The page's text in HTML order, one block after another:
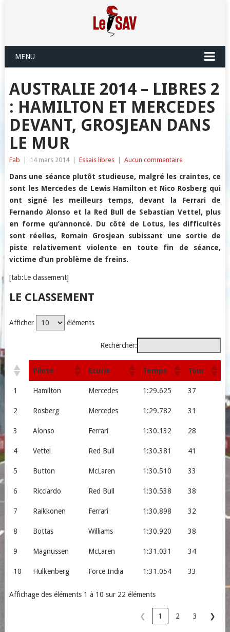
MENU
AUSTRALIE 2014 – LIBRES 2
: HAMILTON ET MERCEDES
DEVANT, GROSJEAN DANS
LE MUR
Fab 14 mars 2014 Essais libres Aucun commentaire
Dans une séance plutôt studieuse, malgré les craintes, ce
sont les Mercedes de Lewis Hamilton et Nico Rosberg qui
ont signé les meilleurs temps, devant la Ferrari de
Fernando Alonso et la Red Bull de Sebastian Vettel, plus
en forme qu’annoncé. Du côté de Lotus, les difficultés
sont réelles, Romain Grosjean subissant une sortie de
piste relativement violente en toute fin de séance,
victime d’un problème de freins.
[tab:Le classement]
LE CLASSEMENT
Afficher éléments
Rechercher:
Pilote Ecurie Temps Tour
1 Hamilton Mercedes 1:29.625 37
2 Rosberg Mercedes 1:29.782 31
3 Alonso Ferrari 1:30.132 28
4 Vettel Red Bull 1:30.381 41
5 Button McLaren 1:30.510 33
6 Ricciardo Red Bull 1:30.538 38
7 Raikkonen Ferrari 1:30.898 32
8 Bottas Williams 1:30.920 38
9 Magnussen McLaren 1:31.031 34
10 Hulkenberg Force India 1:31.054 33
Affichage des éléments 1 à 10 sur 22 éléments
❮ 1 2 3 ❯